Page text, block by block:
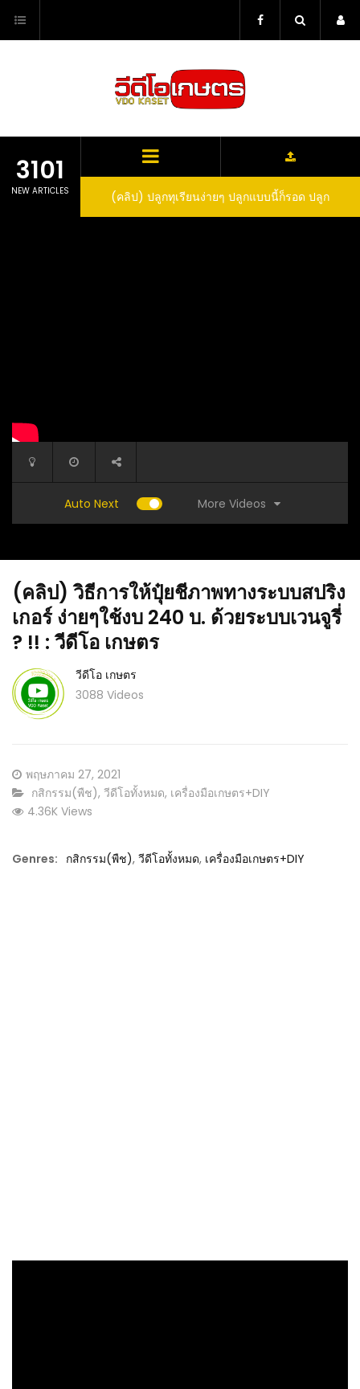
content
3101
NEW ARTICLES
ตรกำจัดเพลี้ย มด
(คลิป) ปลูกทุเรียนง่ายๆ ปลูกแบบนี้ก็รอด ปลูก
ทุเรียนต้นคู่ แบบเสียบยอดและเมล็ด
Auto Next More Videos
ยุง
ทุกบ้าน
(คลิป) สอนทำขวดน้ำหยด DIY จากขวดน้ำดื่ม
ประหยัดน้ำ ประหยัดต้นทุน ทำเองได้ง่ายๆ DIY by
(คลิป) วิธีการให้ปุ๋ยชีภาพทางระบบสปริง
เกอร์ ง่ายๆใช้งบ 240 บ. ด้วยระบบเวนจูรี่
? !! : วีดีโอ เกษตร
วีดีโอ เกษตร
3088 Videos
Posted
on
พฤษภาคม 27, 2021
CATEGORY:
กสิกรรม(พืช), วีดีโอทั้งหมด, เครื่องมือเกษตร+DIY
4.36K Views
Genres: กสิกรรม(พืช), วีดีโอทั้งหมด, เครื่องมือเกษตร+DIY